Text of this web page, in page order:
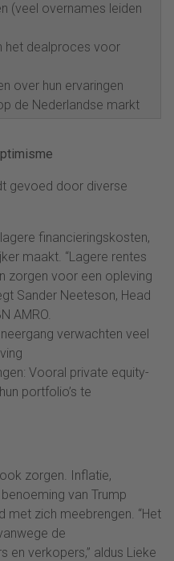
(veel overnames leiden
het dealproces voor
over hun ervaringen
de Nederlandse markt
gevoed door diverse
financieringskosten,
maakt. “Lagere rentes
zorgen voor een opleving
Sander Neeteson, Head
AMRO.
verwachten veel
Vooral private equity-
portfolio’s te
zorgen. Inflatie,
van Trump
met zich meebrengen. “Het
de
en verkopers,” aldus Lieke